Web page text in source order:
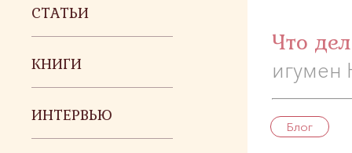
СТАТЬИ
КНИГИ
ИНТЕРВЬЮ
Что
игумен
Блог